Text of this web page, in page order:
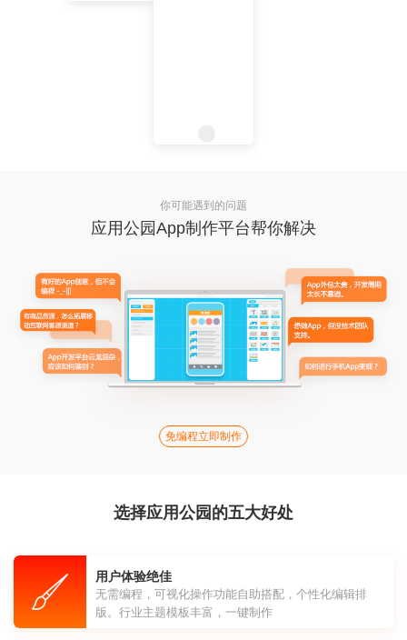
你可能遇到的问题
应用公园App制作平台帮你解决
免编程立即制作
选择应用公园的五大好处
用户体验绝佳
无需编程，可视化操作功能自助搭配，个性化编辑排
版。行业主题模板丰富，一键制作